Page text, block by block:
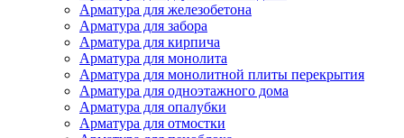
Арматура для железобетона
Арматура для забора
Арматура для кирпича
Арматура для монолита
Арматура для монолитной плиты перекрытия
Арматура для одноэтажного дома
Арматура для опалубки
Арматура для отмостки